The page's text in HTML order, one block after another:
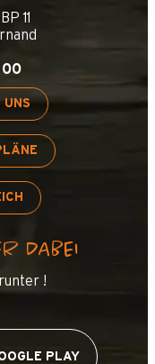
11
UNS
DABEI
!
PLAY